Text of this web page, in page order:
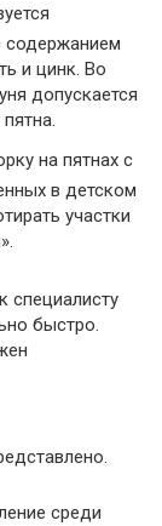
содержанием
и цинк. Во
допускается
на пятнах с
в детском
участки
специалисту
быстро.
среди